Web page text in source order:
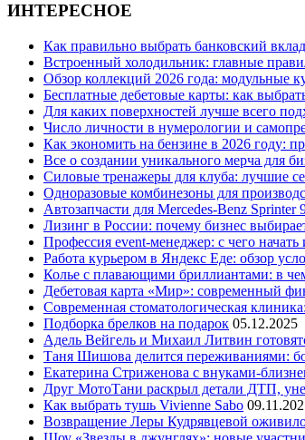
ИНТЕРЕСНОЕ
Как правильно выбрать банковский
Встроенный холодильник: главные
Обзор коллекций 2026 года: модульные
Бесплатные дебетовые карты: как
Для каких поверхностей лучше всего
Число личности в нумерологии и
Как экономить на бензине в 2026 году:
Все о создании уникального мерча для
Силовые тренажеры для клуба: лучшие
Одноразовые комбинезоны для
Автозапчасти для Mercedes-Benz
Лизинг в России: почему бизнес
Профессия event-менеджер: с чего начать
Работа курьером в Яндекс Еде: обзор
Колье с плавающими бриллиантами: в
Дебетовая карта «Мир»: современный
Современная стоматологическая
Подборка брелков на подарок 05.12.2025
Адель Вейгель и Михаил Литвин
Таня Шишова делится переживаниями:
Екатерина Стриженова с внуками-
Друг МотоТани раскрыл детали ДТП,
Как выбрать тушь Vivienne Sabo
Возвращение Леры Кудрявцевой